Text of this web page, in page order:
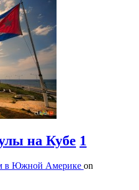
на Кубе 1
в Южной Америке on